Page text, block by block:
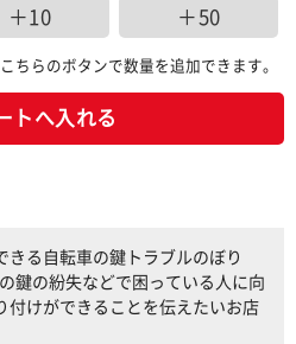
＋10 ＋50
こちらのボタンで数量を追加できます。
トへ入れる
きる自転車の鍵トラブルのぼり
鍵の紛失などで困っている人に向
付けができることを伝えたいお店